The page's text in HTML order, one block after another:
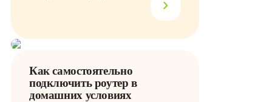
Как самостоятельно
подключить роутер в
домашних условиях